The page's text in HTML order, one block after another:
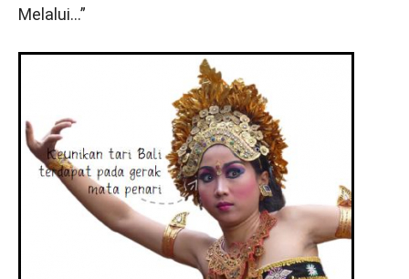
Melalui…”